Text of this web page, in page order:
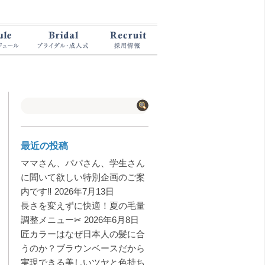
最近の投稿
ママさん、パパさん、学生さん
に聞いて欲しい特別企画のご案
内です‼️ 2026年7月13日
長さを変えずに快適！夏の毛量
調整メニュー✂︎ 2026年6月8日
匠カラーはなぜ日本人の髪に合
うのか？ブラウンベースだから
実現できる美しいツヤと色持ち